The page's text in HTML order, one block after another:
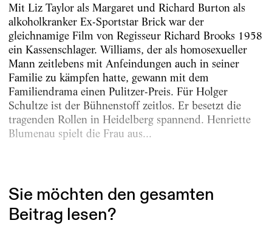
Mit Liz Taylor als Margaret und Richard Burton als
alkoholkranker Ex-Sportstar Brick war der
gleichnamige Film von Regisseur Richard Brooks 1958
ein Kassenschlager. Williams, der als homosexueller
Mann zeitlebens mit Anfeindungen auch in seiner
Familie zu kämpfen hatte, gewann mit dem
Familiendrama einen Pulitzer-Preis. Für Holger
Schultze ist der Bühnenstoff zeitlos. Er besetzt die
tragenden Rollen in Heidelberg spannend. Henriette
Blumenau spielt die Frau aus...
Sie möchten den gesamten
Beitrag lesen?